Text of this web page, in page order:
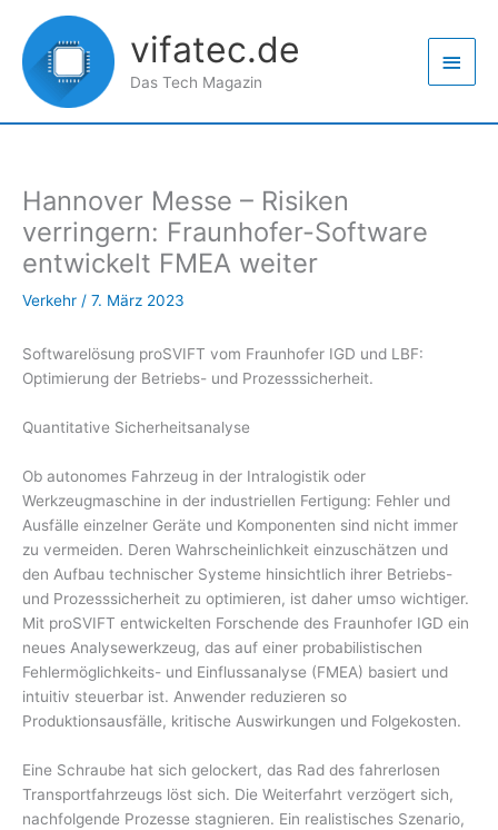
Inhalt
springen
vifatec.de
Das Tech Magazin
Hannover Messe – Risiken
verringern: Fraunhofer-Software
entwickelt FMEA weiter
Verkehr / 7. März 2023
Softwarelösung proSVIFT vom Fraunhofer IGD und LBF:
Optimierung der Betriebs- und Prozesssicherheit.
Quantitative Sicherheitsanalyse
Ob autonomes Fahrzeug in der Intralogistik oder
Werkzeugmaschine in der industriellen Fertigung: Fehler und
Ausfälle einzelner Geräte und Komponenten sind nicht immer
zu vermeiden. Deren Wahrscheinlichkeit einzuschätzen und
den Aufbau technischer Systeme hinsichtlich ihrer Betriebs-
und Prozesssicherheit zu optimieren, ist daher umso wichtiger.
Mit proSVIFT entwickelten Forschende des Fraunhofer IGD ein
neues Analysewerkzeug, das auf einer probabilistischen
Fehlermöglichkeits- und Einflussanalyse (FMEA) basiert und
intuitiv steuerbar ist. Anwender reduzieren so
Produktionsausfälle, kritische Auswirkungen und Folgekosten.
Eine Schraube hat sich gelockert, das Rad des fahrerlosen
Transportfahrzeugs löst sich. Die Weiterfahrt verzögert sich,
nachfolgende Prozesse stagnieren. Ein realistisches Szenario,